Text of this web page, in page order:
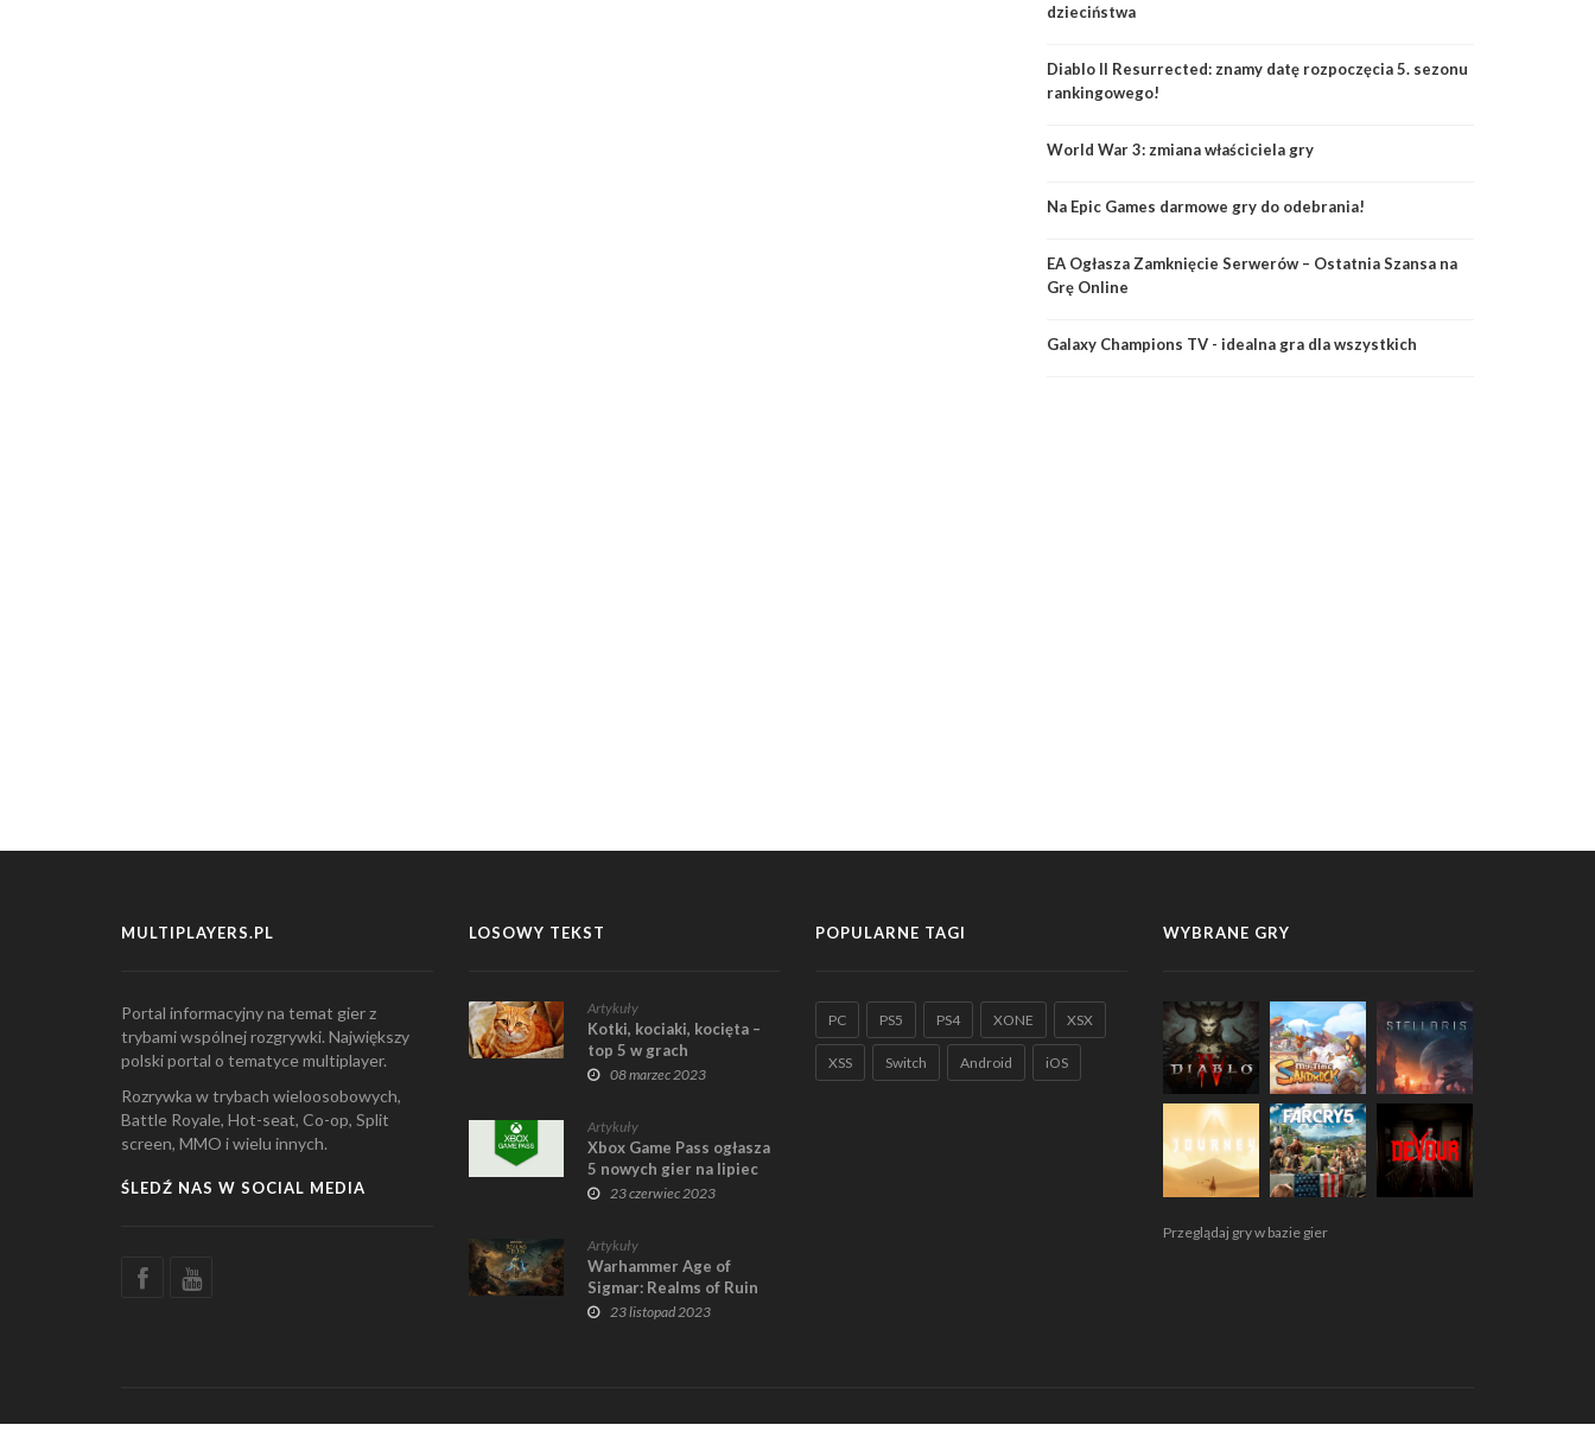
dzieciństwa
Diablo II Resurrected: znamy datę rozpoczęcia 5. sezonu
rankingowego!
World War 3: zmiana właściciela gry
Na Epic Games darmowe gry do odebrania!
EA Ogłasza Zamknięcie Serwerów – Ostatnia Szansa na
Grę Online
Galaxy Champions TV - idealna gra dla wszystkich
MULTIPLAYERS.PL
Portal informacyjny na temat gier z
trybami wspólnej rozgrywki. Największy
polski portal o tematyce multiplayer.
Rozrywka w trybach wieloosobowych,
Battle Royale, Hot-seat, Co-op, Split
screen, MMO i wielu innych.
ŚLEDŹ NAS W SOCIAL MEDIA
LOSOWY TEKST
Artykuły
Kotki, kociaki, kocięta –
top 5 w grach
08 marzec 2023
Artykuły
Xbox Game Pass ogłasza
5 nowych gier na lipiec
2023r.23 czerwiec 2023
Artykuły
Warhammer Age of
Sigmar: Realms of Ruin
23 listopad 2023
POPULARNE TAGI
PC PS5 PS4 XONE XSX
XSS Switch Android iOS
WYBRANE GRY
Przeglądaj gry w bazie gier